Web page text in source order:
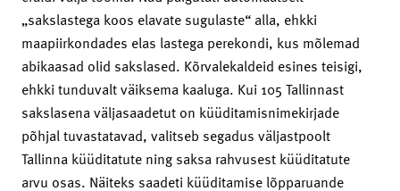
„sakslastega koos elavate sugulaste“ alla, ehkki
maapiirkondades elas lastega perekondi, kus mõlemad
abikaasad olid sakslased. Kõrvalekaldeid esines teisigi,
ehkki tunduvalt väiksema kaaluga. Kui 105 Tallinnast
sakslasena väljasaadetut on küüditamisnimekirjade
põhjal tuvastatavad, valitseb segadus väljastpoolt
Tallinna küüditatute ning saksa rahvusest küüditatute
arvu osas. Näiteks saadeti küüditamise lõpparuande